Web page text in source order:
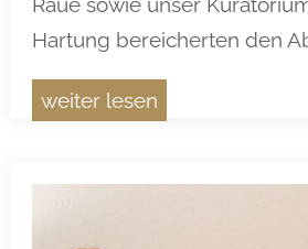
Hartung bereicherten den
weiter lesen